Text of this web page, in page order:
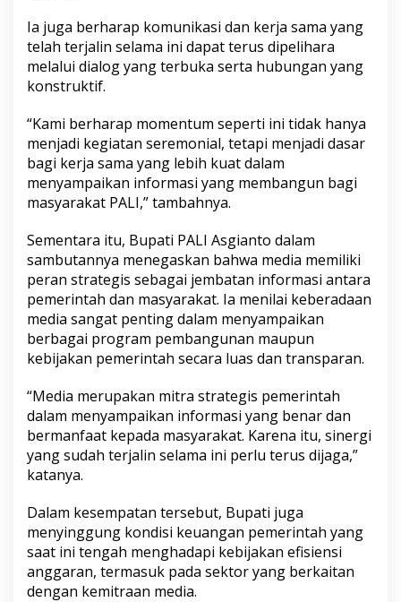
Ia juga berharap komunikasi dan kerja sama yang
telah terjalin selama ini dapat terus dipelihara
melalui dialog yang terbuka serta hubungan yang
konstruktif.
“Kami berharap momentum seperti ini tidak hanya
menjadi kegiatan seremonial, tetapi menjadi dasar
bagi kerja sama yang lebih kuat dalam
menyampaikan informasi yang membangun bagi
masyarakat PALI,” tambahnya.
Sementara itu, Bupati PALI Asgianto dalam
sambutannya menegaskan bahwa media memiliki
peran strategis sebagai jembatan informasi antara
pemerintah dan masyarakat. Ia menilai keberadaan
media sangat penting dalam menyampaikan
berbagai program pembangunan maupun
kebijakan pemerintah secara luas dan transparan.
“Media merupakan mitra strategis pemerintah
dalam menyampaikan informasi yang benar dan
bermanfaat kepada masyarakat. Karena itu, sinergi
yang sudah terjalin selama ini perlu terus dijaga,”
katanya.
Dalam kesempatan tersebut, Bupati juga
menyinggung kondisi keuangan pemerintah yang
saat ini tengah menghadapi kebijakan efisiensi
anggaran, termasuk pada sektor yang berkaitan
dengan kemitraan media.